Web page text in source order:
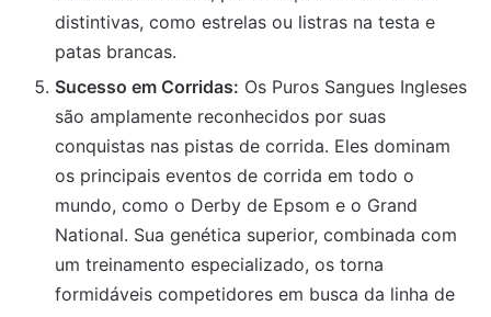
distintivas, como estrelas ou listras na testa e
patas brancas.
Sucesso em Corridas: Os Puros Sangues Ingleses
são amplamente reconhecidos por suas
conquistas nas pistas de corrida. Eles dominam
os principais eventos de corrida em todo o
mundo, como o Derby de Epsom e o Grand
National. Sua genética superior, combinada com
um treinamento especializado, os torna
formidáveis competidores em busca da linha de